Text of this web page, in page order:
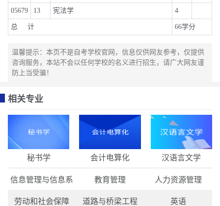
05679 13 宪法学 4
总 计 66学分
温馨提示：本页不是自考学校官网，信息仅供网友参考，仅提供
咨询服务，本站不会以任何学校的名义进行招生，请广大网友谨
防上当受骗！
相关专业
秘书学 会计电算化 汉语言文学
信息管理与信息系 教育管理 人力资源管理
劳动和社会保障 道路与桥梁工程 英语